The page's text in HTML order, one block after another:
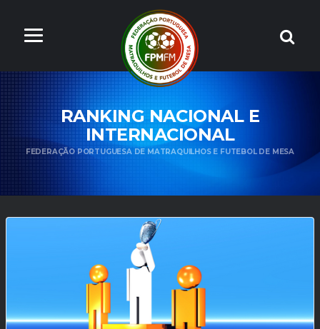
RANKING NACIONAL E
INTERNACIONAL
FEDERAÇÃO PORTUGUESA DE MATRAQUILHOS E FUTEBOL DE MESA